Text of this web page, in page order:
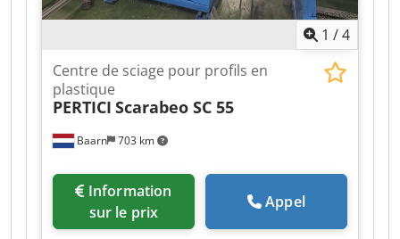
1 /4
Baarn 703 km
Centre de sciage pour profils en
plastique
PERTICI Scarabeo SC 55
sur le prix
Appel